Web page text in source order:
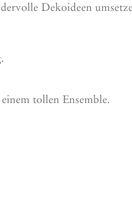
Dekoideen
tollen Ensemble.